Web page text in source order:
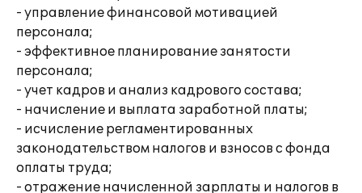
- управление финансовой мотивацией
персонала;
- эффективное планирование занятости
персонала;
- учет кадров и анализ кадрового состава;
- начисление и выплата заработной платы;
- исчисление регламентированных
законодательством налогов и взносов с фонда
оплаты труда;
- отражение начисленной зарплаты и налогов в